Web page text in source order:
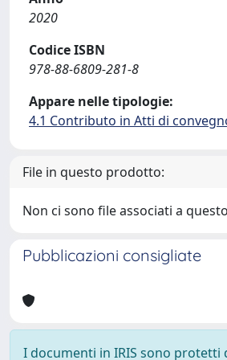
2020
Codice ISBN
978-88-6809-281-8
Appare nelle tipologie:
4.1 Contributo in Atti di
File in questo prodotto:
Non ci sono file associati a
Pubblicazioni consigliate
I documenti in IRIS sono